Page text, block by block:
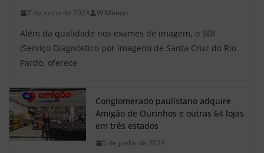
7 de junho de 2024 W.Menon
Além da qualidade nos exames de imagem, o SDI
(Serviço Diagnóstico por Imagem) de Santa Cruz do Rio
Pardo, oferece
Conglomerado paulistano adquire
Amigão de Ourinhos e outras 64 lojas
em três estados
5 de junho de 2024